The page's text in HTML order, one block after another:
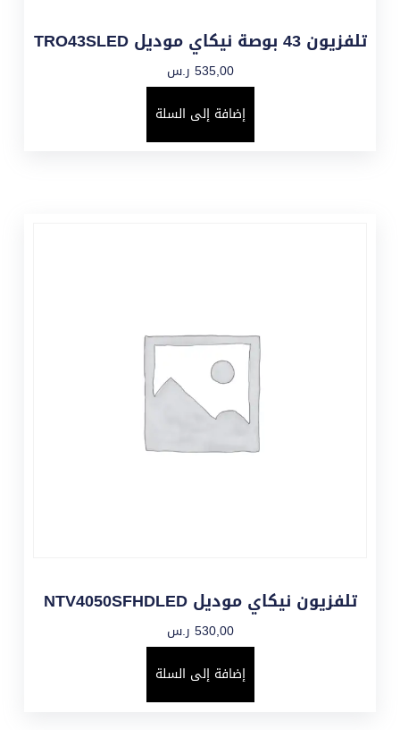
تلفزيون 43 بوصة نيكاي موديل TRO43SLED
535,00 ر.س
إضافة إلى السلة
تلفزيون نيكاي موديل NTV4050SFHDLED
530,00 ر.س
إضافة إلى السلة